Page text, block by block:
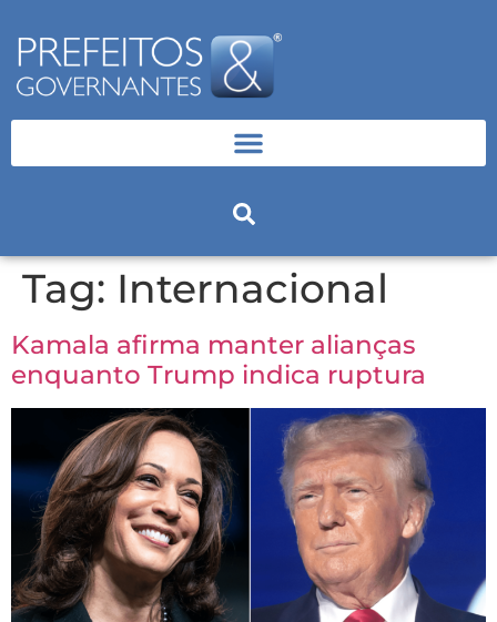
Tag: Internacional
Kamala afirma manter alianças
enquanto Trump indica ruptura